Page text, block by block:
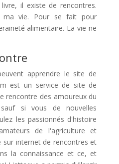
il existe de rencontres.
ma vie. Pour se fait pour
alimentaire. La vie ne
apprendre le site de
est un service de site de
rencontre des amoureux du
si vous de nouvelles
les passionnés d'histoire
de l'agriculture et
sur internet de rencontres et
la connaissance et ce, et